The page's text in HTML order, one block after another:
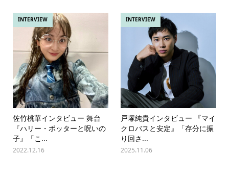
INTERVIEW
佐竹桃華インタビュー 舞台
『ハリー・ポッターと呪いの
子』「こ...
2022.12.16
INTERVIEW
戸塚純貴インタビュー 『マイ
クロバスと安定』「存分に振
り回さ...
2025.11.06